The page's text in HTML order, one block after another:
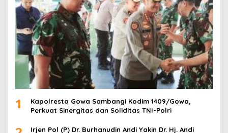
1
Kapolresta Gowa Sambangi Kodim 1409/Gowa,
Perkuat Sinergitas dan Soliditas TNI-Polri
Irjen Pol (P) Dr. Burhanudin Andi Yakin Dr. Hj. Andi